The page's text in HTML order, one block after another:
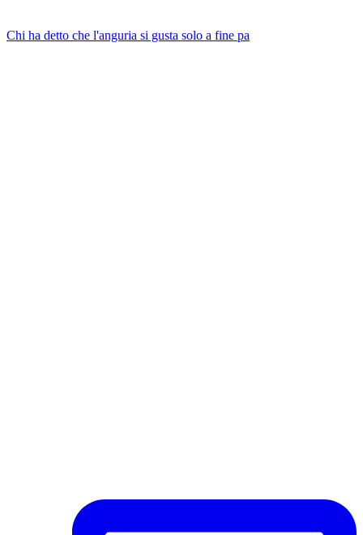
Chi ha detto che l'anguria si gusta solo a fine pa